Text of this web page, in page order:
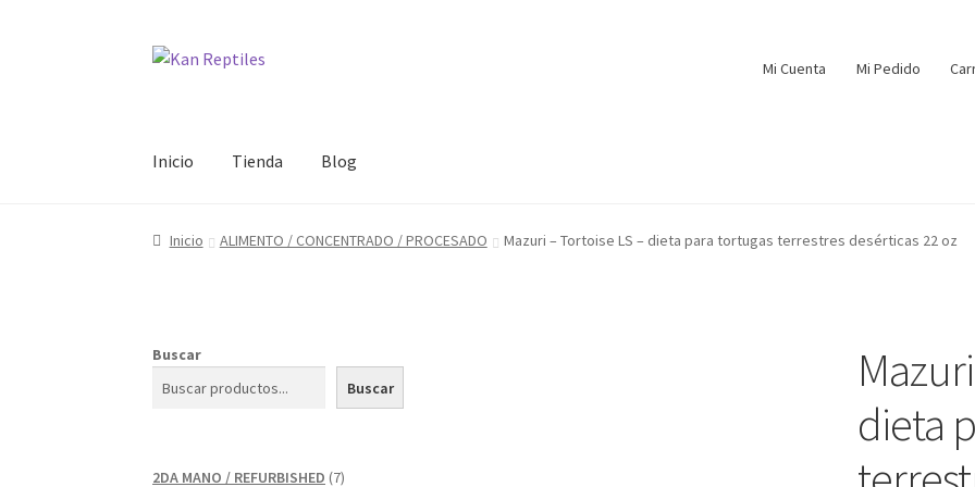
Ir
Ir
Mi Cuenta Mi Pedido
Inicio Tienda Blog
Inicio ALIMENTO / CONCENTRADO / PROCESADO Mazuri – Tortoise LS – dieta para tortugas terrestres desérticas 22 oz
dieta
Buscar
Buscar
2DA MANO / REFURBISHED 77